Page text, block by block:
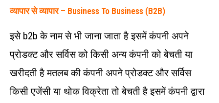
व्यापार से व्यापार – Business To Business (B2B)
इसे b2b के नाम से भी जाना जाता है इसमें कंपनी अपने
प्रोडक्ट और सर्विस को किसी अन्य कंपनी को बेचती या
खरीदती है मतलब की कंपनी अपने प्रोडक्ट और सर्विस
किसी एजेंसी या थोक विक्रेता तो बेचती है इसमें कंपनी द्वारा